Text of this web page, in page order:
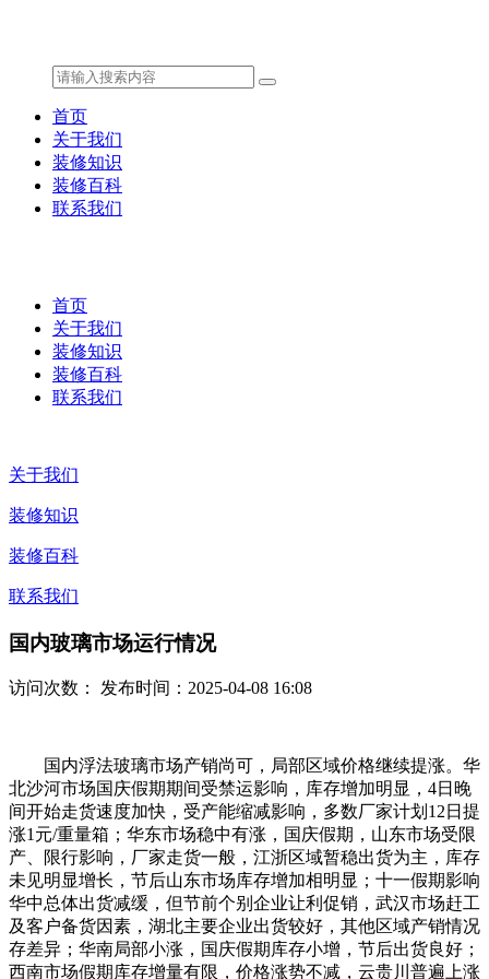
首页
关于我们
装修知识
装修百科
联系我们
首页
关于我们
装修知识
装修百科
联系我们
关于我们
装修知识
装修百科
联系我们
国内玻璃市场运行情况
访问次数： 发布时间：2025-04-08 16:08
国内浮法玻璃市场产销尚可，局部区域价格继续提涨。华
北沙河市场国庆假期期间受禁运影响，库存增加明显，4日晚
间开始走货速度加快，受产能缩减影响，多数厂家计划12日提
涨1元/重量箱；华东市场稳中有涨，国庆假期，山东市场受限
产、限行影响，厂家走货一般，江浙区域暂稳出货为主，库存
未见明显增长，节后山东市场库存增加相明显；十一假期影响
华中总体出货减缓，但节前个别企业让利促销，武汉市场赶工
及客户备货因素，湖北主要企业出货较好，其他区域产销情况
存差异；华南局部小涨，国庆假期库存小增，节后出货良好；
西南市场假期库存增量有限，价格涨势不减，云贵川普遍上涨